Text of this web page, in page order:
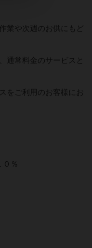
業や次週のお供にもど
通常料金のサービスと
をご利用のお客様にお
％